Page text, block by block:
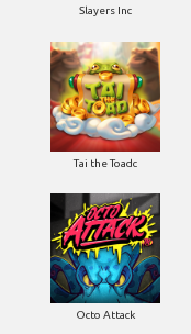
Slayers Inc
Tai the Toadc
Octo Attack